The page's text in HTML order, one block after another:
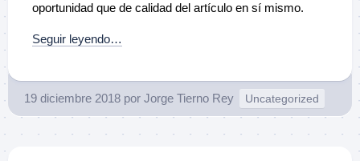
oportunidad que de calidad del artículo en sí mismo.
Seguir leyendo…
19 diciembre 2018 por Jorge Tierno Rey Uncategorized